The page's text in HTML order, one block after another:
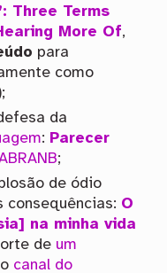
Three Terms
More Of,
para
como
da
: Parecer
;
de ódio
consequências: O
na minha vida
de um
canal do